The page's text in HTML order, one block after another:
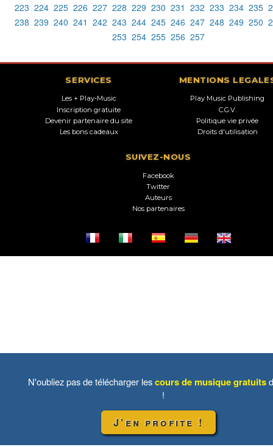
223 224 225 226 227 228 229 230 231 232 233 234 235
238 239 240 241 242 243 244 245 246 247 248 249 250
253 254 255 256 257
SERVICES
Les + Play-Music
Inscription gratuite
Devenir partenaire du site
Les bons cadeaux
MENTIONS
Play Music Publishing
C.G.V.
Politique vie privée
Droits d'utilisation
SUIVEZ-NOUS
Facebook
Twitter
Auteurs
Nos partenaires
N'oubliez pas de télécharger lescours de musique gratuits
!
J'en profite !